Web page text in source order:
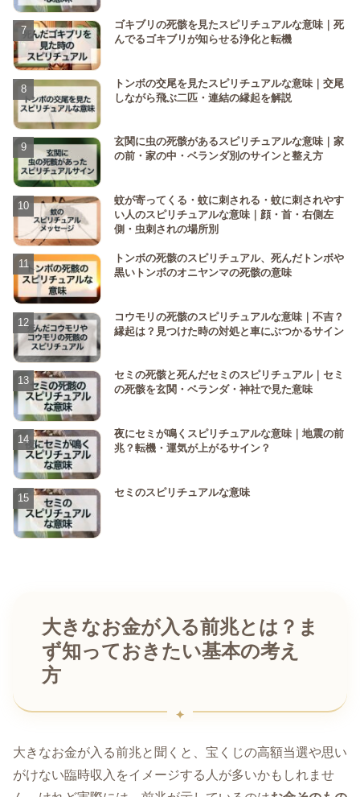
ゴキブリの死骸を見たスピリチュアルな意味｜死
んでるゴキブリが知らせる浄化と転機
トンボの交尾を見たスピリチュアルな意味｜交尾
しながら飛ぶ二匹・連結の縁起を解説
玄関に虫の死骸があるスピリチュアルな意味｜家
の前・家の中・ベランダ別のサインと整え方
蚊が寄ってくる・蚊に刺される・蚊に刺されやす
い人のスピリチュアルな意味｜顔・首・右側左
側・虫刺されの場所別
トンボの死骸のスピリチュアル、死んだトンボや
黒いトンボのオニヤンマの死骸の意味
コウモリの死骸のスピリチュアルな意味｜不吉？
縁起は？見つけた時の対処と車にぶつかるサイン
セミの死骸と死んだセミのスピリチュアル｜セミ
の死骸を玄関・ベランダ・神社で見た意味
夜にセミが鳴くスピリチュアルな意味｜地震の前
兆？転機・運気が上がるサイン？
セミのスピリチュアルな意味
大きなお金が入る前兆とは？ま
ず知っておきたい基本の考え
方
大きなお金が入る前兆と聞くと、宝くじの高額当選や思い
がけない臨時収入をイメージする人が多いかもしれませ